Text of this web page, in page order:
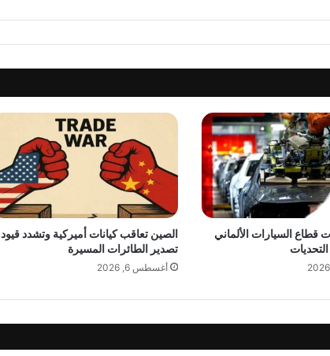
ر
م
ا
و
ض
ا
ت
ج
ا
ر
ي
ي
إ
قطاع السيارات الألماني
الصين تعاقب كيانات أميركية وتشدد قيود
تصدير الطائرات المسيرة
أغسطس 6, 2026